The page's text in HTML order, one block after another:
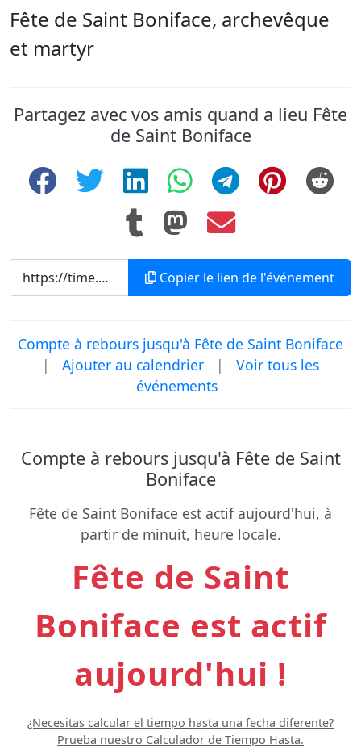
Fête de Saint Boniface, archevêque
et martyr
Partagez avec vos amis quand a lieu Fête
de Saint Boniface
Copier le lien de l'événement
Compte à rebours jusqu'à Fête de Saint Boniface
|
Ajouter au calendrier |
Voir tous les
événements
Compte à rebours jusqu'à Fête de Saint
Boniface
Fête de Saint Boniface est actif aujourd'hui, à
partir de minuit, heure locale.
Fête de Saint
Boniface est actif
aujourd'hui !
¿Necesitas calcular el tiempo hasta una fecha diferente?
Prueba nuestro Calculador de Tiempo Hasta.